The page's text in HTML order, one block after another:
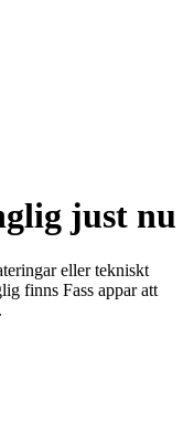
just nu
eller tekniskt
finns Fass appar att